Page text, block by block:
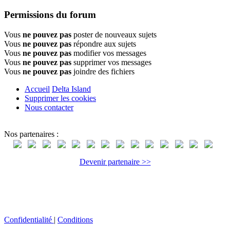
Permissions du forum
Vous ne pouvez pas poster de nouveaux sujets
Vous ne pouvez pas répondre aux sujets
Vous ne pouvez pas modifier vos messages
Vous ne pouvez pas supprimer vos messages
Vous ne pouvez pas joindre des fichiers
Accueil Delta Island
Supprimer les cookies
Nous contacter
Nos partenaires :
Devenir partenaire >>
Confidentialité Conditions